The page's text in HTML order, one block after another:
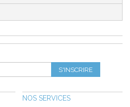
S'INSCRIRE
NOS SERVICES